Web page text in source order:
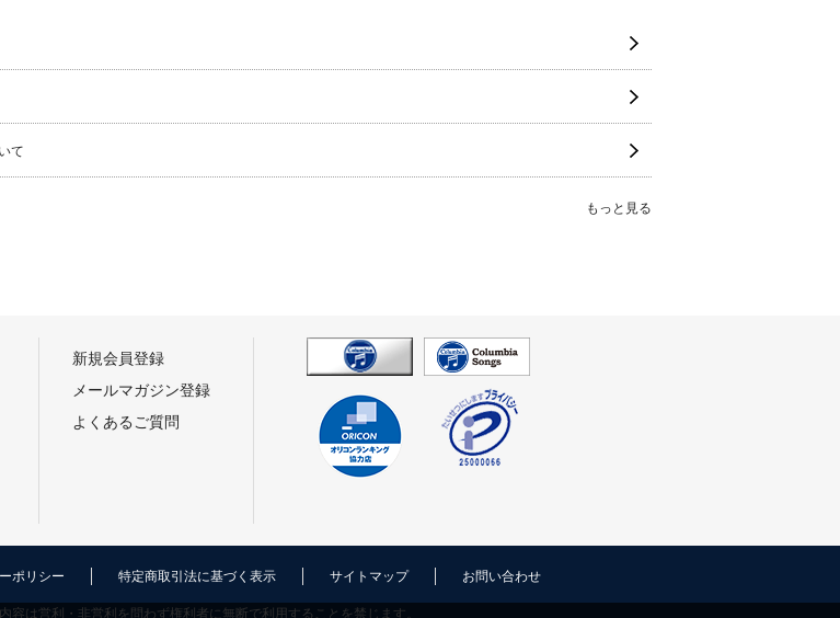
て
もっと見る
新規会員登録
メールマガジン登録
よくあるご質問
ポリシー 特定商取引法に基づく表示 サイトマップ お問い合わせ
容は営利・非営利を問わず権利者に無断で利用することを禁じます。